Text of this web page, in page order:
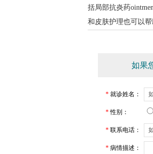
括局部抗炎药
和皮肤护理也可以帮
如果
* 就诊姓名：
*性别：
* 联系电话：
* 病情描述：